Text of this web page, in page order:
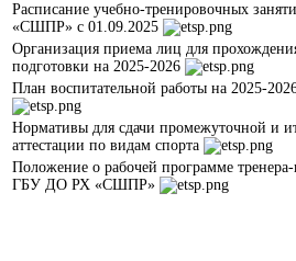
Расписание учебно-тренировочных
«СШПР» с 01.09.2025
Организация приема лиц для
подготовки на 2025-2026
План воспитательной работы на 2025-
Нормативы для сдачи промежуточной и
аттестации по видам спорта
Положение о рабочей программе тренера-
ГБУ ДО РХ «СШПР»